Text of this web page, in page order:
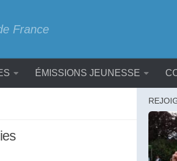
France
ÉMISSIONS JEUNESSE